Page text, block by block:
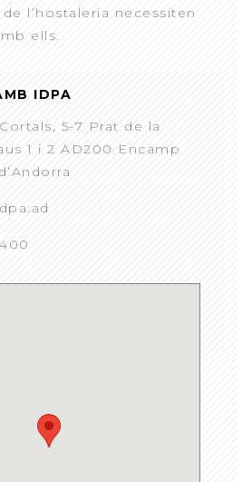
l’hostaleria necessiten
ells.
IDPA
5-7 Prat de la
1 i 2 AD200 Encamp